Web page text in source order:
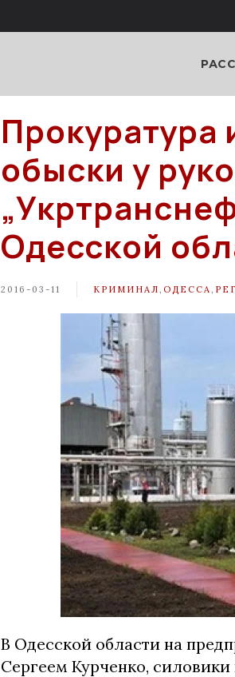
Прокуратура
обыски у
Одесской
2016-03-11 КРИМИНАЛ ОДЕССА
В Одесской области на
Сергеем Курченко,